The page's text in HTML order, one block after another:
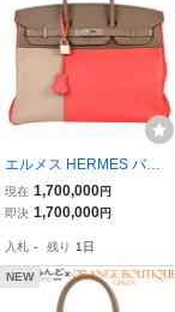
エルメス HERMES バー
キン35 カザック ハンドバ
ッグ トリヨンクレマンス
ズジャイプール アルジル
シルバー金具
現在 1,700,000円
即決 1,700,000円
入札 - 残り 1日
NEW